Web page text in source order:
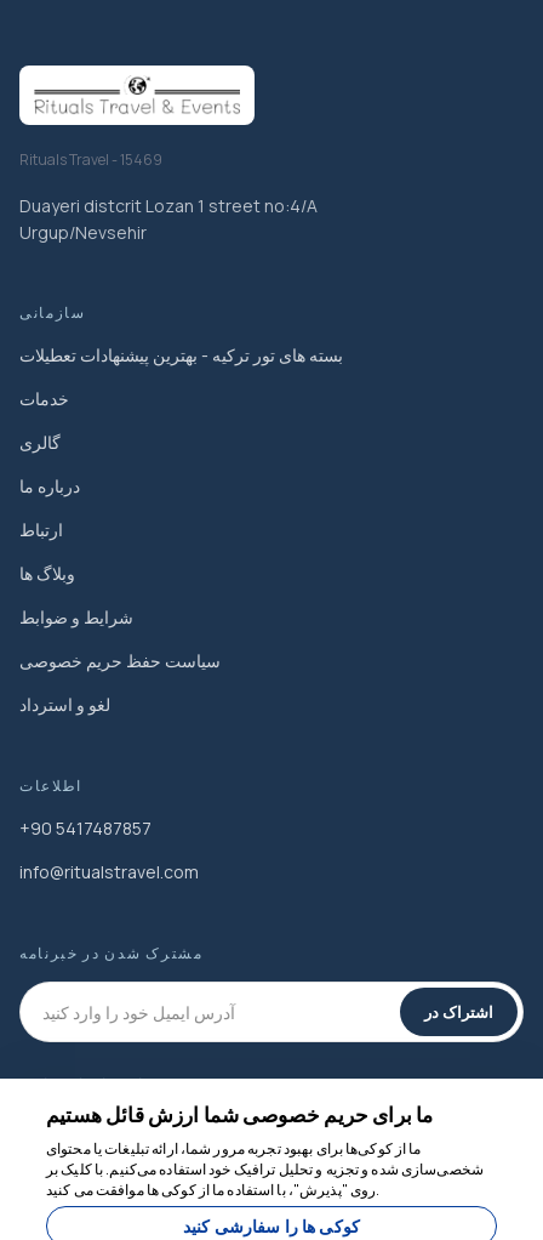
Rituals Travel - 15469
Duayeri distcrit Lozan 1 street no:4/A
Urgup/Nevsehir
سازمانی
بسته های تور ترکیه - بهترین پیشنهادات تعطیلات
خدمات
گالری
درباره ما
ارتباط
وبلاگ ها
شرایط و ضوابط
سیاست حفظ حریم خصوصی
لغو و استرداد
اطلاعات
+90 5417487857
info@ritualstravel.com
مشترک شدن در خبرنامه
اشتراک در
رسانه های اجتماعی
ما برای حریم خصوصی شما ارزش قائل هستیم
ما از کوکی‌ها برای بهبود تجربه مرور شما، ارائه تبلیغات یا محتوای
شخصی‌سازی شده و تجزیه و تحلیل ترافیک خود استفاده می‌کنیم. با کلیک بر
روی "پذیرش"، با استفاده ما از کوکی ها موافقت می کنید.
کوکی ها را سفارشی کنید
ما برای کمک اینجاییم